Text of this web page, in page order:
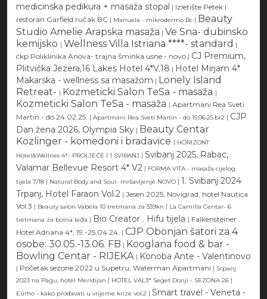
medicinska pedikura + masaža stopal | Izletište Petek i
restoran Garfield ručak BC | Manuela - mikrodermo Bc | Beauty
Studio Amelie Arapska masaža | Ve Sna- dubinsko
kemijsko | Wellness Villa Istriana ****- standard |
ckp Poliklinika Anova- trajna šminka usne - novo | CJ Premium,
Plitvička Jezera,16 Lakes Hotel 4*V.18 | Hotel Mirjam 4*
Makarska - wellness sa masažom | Lonely Island
Retreat- | Kozmeticki Salon TeSa - masaža |
Kozmeticki Salon TeSa - masaža | Apartmani Rea Sveti
Martin - do 24.02.25. | Apartmani Rea Sveti Martin - do 15.06.25.br2 | CJP
Dan žena 2026, Olympia Sky | Beauty Centar
Kozlinger - komedoni i bradavice | HORIZONT
Hotel&Wellnes 4*- PROLJEĆE I 1 SVIBANJ | Svibanj 2025, Rabac,
Valamar Bellevue Resort 4* V2 | FORMA VITA - masaža cijelog
tijela 7/18 | Natural Body and Soul- mršavljenje NOVO | 1. Svibanj 2024
Trpanj, Hotel Faraon Vol.2 | Jesen 2025, Novigrad, hotel Nautica
Vol.3 | Beauty salon Vabela 10 tretmana za 339kn | La Camilla Centar- 6
tretmana za bolna leđa | Bio Creator . Hifu tijela | Falkensteiner
Hotel Adriana 4*, 19.-25.04.24. | CJP Obonjan šatori za 4
osobe: 30.05.-13.06. FB | Kooglana food & bar -
Bowling Centar - RIJEKA | Konoba Ante - Valentinovo
| Početak sezone 2022 u Supetru, Waterman Apartmani | Srpanj
2023 na Pagu, hotel Meridijan | HOTEL VAL3* Seget Donji - SEZONA 26 |
Eurho - kako prodavati u vrijeme krize vol.2 | Smart travel - Veneta -